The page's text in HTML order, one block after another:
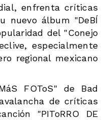
enfrenta críticas
nuevo álbum "DeBÍ
del "Conejo
especialmente
regional mexicano
FOToS" de Bad
de críticas
"PIToRRO DE